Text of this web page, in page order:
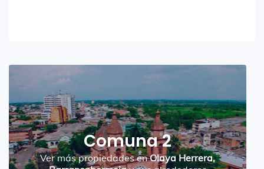
Comuna 2
Ver más propiedades enOlaya Herrera,